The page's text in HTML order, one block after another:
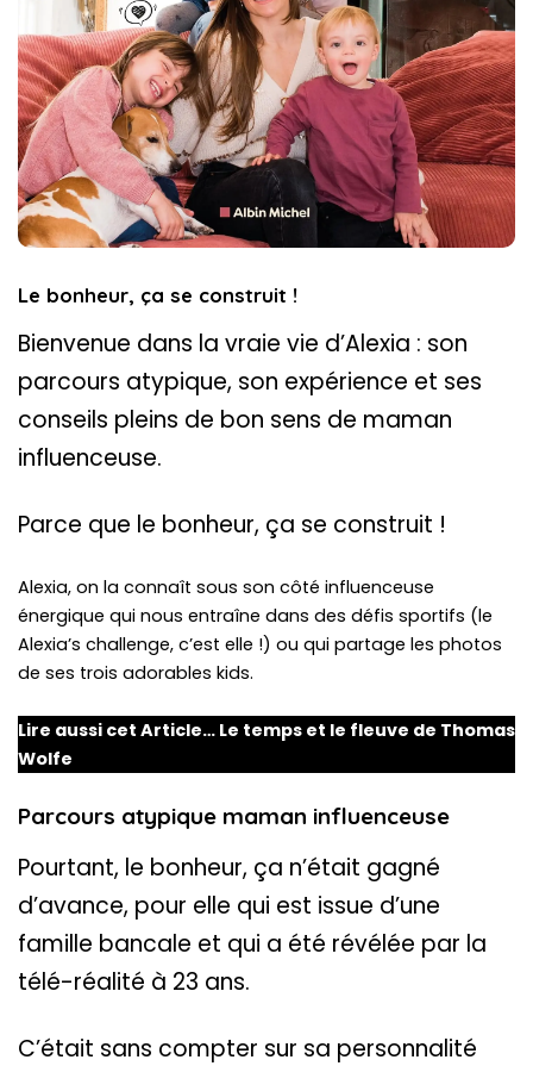
Le bonheur, ça se construit !
Bienvenue dans la vraie vie d’Alexia : son
parcours atypique, son expérience et ses
conseils pleins de bon sens de maman
influenceuse.
Parce que le bonheur, ça se construit !
Alexia, on la connaît sous son côté influenceuse
énergique qui nous entraîne dans des défis sportifs (le
Alexia’s challenge, c’est elle !) ou qui partage les photos
de ses trois adorables kids.
Lire aussi cet Article… Le temps et le fleuve de Thomas
Wolfe
Parcours atypique maman influenceuse
Pourtant, le bonheur, ça n’était gagné
d’avance, pour elle qui est issue d’une
famille bancale et qui a été révélée par la
télé-réalité à 23 ans.
C’était sans compter sur sa personnalité